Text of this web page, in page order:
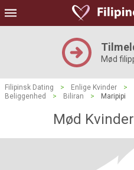
Mød
Filipinsk Dating > Enlige Kvinder >
Beliggenhed
> Biliran > Maripipi
Mød